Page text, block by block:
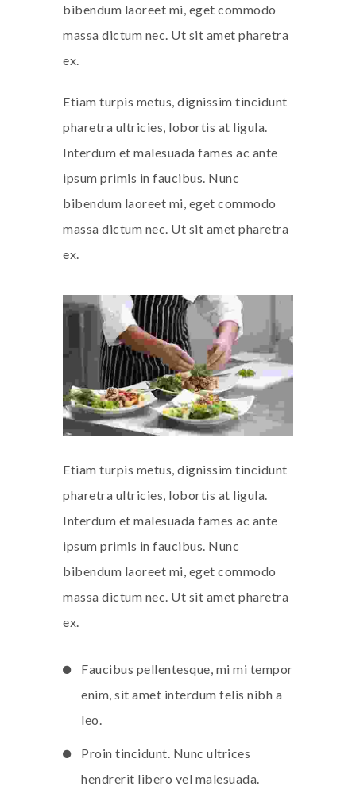
bibendum laoreet mi, eget commodo
massa dictum nec. Ut sit amet pharetra
ex.
Etiam turpis metus, dignissim tincidunt
pharetra ultricies, lobortis at ligula.
Interdum et malesuada fames ac ante
ipsum primis in faucibus. Nunc
bibendum laoreet mi, eget commodo
massa dictum nec. Ut sit amet pharetra
ex.
Etiam turpis metus, dignissim tincidunt
pharetra ultricies, lobortis at ligula.
Interdum et malesuada fames ac ante
ipsum primis in faucibus. Nunc
bibendum laoreet mi, eget commodo
massa dictum nec. Ut sit amet pharetra
ex.
Faucibus pellentesque, mi mi tempor
enim, sit amet interdum felis nibh a
leo.
Proin tincidunt. Nunc ultrices
hendrerit libero vel malesuada.